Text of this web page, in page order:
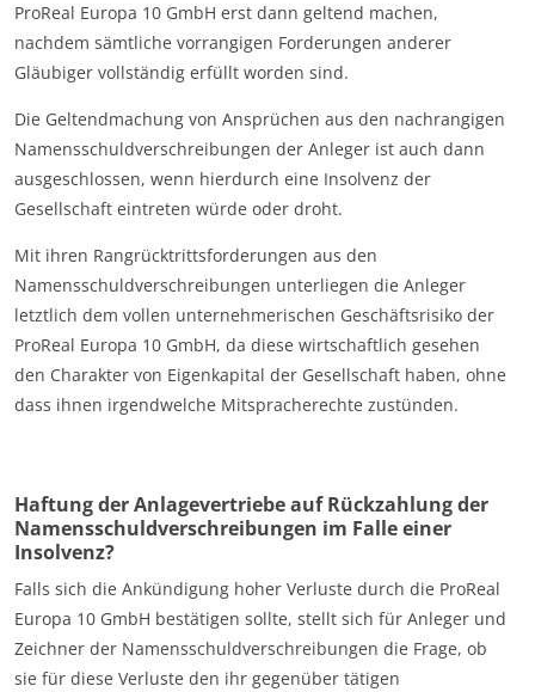
ProReal Europa 10 GmbH erst dann geltend machen,
nachdem sämtliche vorrangigen Forderungen anderer
Gläubiger vollständig erfüllt worden sind.
Die Geltendmachung von Ansprüchen aus den nachrangigen
Namensschuldverschreibungen der Anleger ist auch dann
ausgeschlossen, wenn hierdurch eine Insolvenz der
Gesellschaft eintreten würde oder droht.
Mit ihren Rangrücktrittsforderungen aus den
Namensschuldverschreibungen unterliegen die Anleger
letztlich dem vollen unternehmerischen Geschäftsrisiko der
ProReal Europa 10 GmbH, da diese wirtschaftlich gesehen
den Charakter von Eigenkapital der Gesellschaft haben, ohne
dass ihnen irgendwelche Mitspracherechte zustünden.
Haftung der Anlagevertriebe auf Rückzahlung der
Namensschuldverschreibungen im Falle einer
Insolvenz?
Falls sich die Ankündigung hoher Verluste durch die ProReal
Europa 10 GmbH bestätigen sollte, stellt sich für Anleger und
Zeichner der Namensschuldverschreibungen die Frage, ob
sie für diese Verluste den ihr gegenüber tätigen